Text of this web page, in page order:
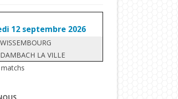
12 septembre 2026
WISSEMBOURG
DAMBACH LA VILLE